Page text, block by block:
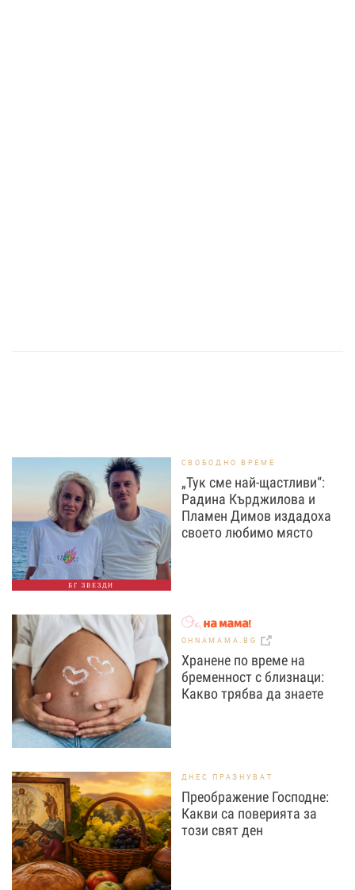
БГ ЗВЕЗДИ
СВОБОДНО ВРЕМЕ
„Тук сме най-щастливи“:
Радина Кърджилова и
Пламен Димов издадоха
своето любимо място
OHNAMAMA.BG
Хранене по време на
бременност с близнаци:
Какво трябва да знаете
ДНЕС ПРАЗНУВАТ
Преображение Господне:
Какви са поверията за
този свят ден